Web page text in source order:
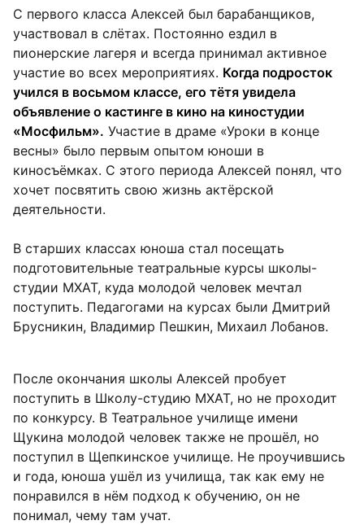
С первого класса Алексей был барабанщиков,
участвовал в слётах. Постоянно ездил в
пионерские лагеря и всегда принимал активное
участие во всех мероприятиях. Когда подросток
учился в восьмом классе, его тётя увидела
объявление о кастинге в кино на киностудии
«Мосфильм». Участие в драме «Уроки в конце
весны» было первым опытом юноши в
киносъёмках. С этого периода Алексей понял, что
хочет посвятить свою жизнь актёрской
деятельности.
В старших классах юноша стал посещать
подготовительные театральные курсы школы-
студии МХАТ, куда молодой человек мечтал
поступить. Педагогами на курсах были Дмитрий
Брусникин, Владимир Пешкин, Михаил Лобанов.
После окончания школы Алексей пробует
поступить в Школу-студию МХАТ, но не проходит
по конкурсу. В Театральное училище имени
Щукина молодой человек также не прошёл, но
поступил в Щепкинское училище. Не проучившись
и года, юноша ушёл из училища, так как ему не
понравился в нём подход к обучению, он не
понимал, чему там учат.